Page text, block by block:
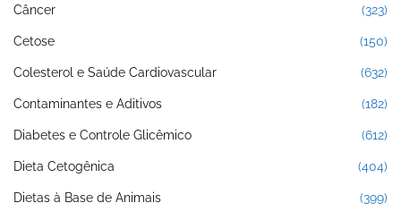
Câncer (323)
Cetose (150)
Colesterol e Saúde Cardiovascular (632)
Contaminantes e Aditivos (182)
Diabetes e Controle Glicêmico (612)
Dieta Cetogênica (404)
Dietas à Base de Animais (399)